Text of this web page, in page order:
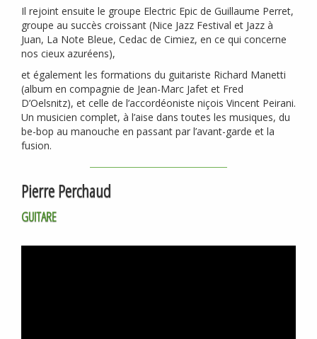
Il rejoint ensuite le groupe Electric Epic de Guillaume Perret,
groupe au succès croissant (Nice Jazz Festival et Jazz à
Juan, La Note Bleue, Cedac de Cimiez, en ce qui concerne
nos cieux azuréens),
et également les formations du guitariste Richard Manetti
(album en compagnie de Jean-Marc Jafet et Fred
D’Oelsnitz), et celle de l’accordéoniste niçois Vincent Peirani.
Un musicien complet, à l’aise dans toutes les musiques, du
be-bop au manouche en passant par l’avant-garde et la
fusion.
Pierre Perchaud
GUITARE